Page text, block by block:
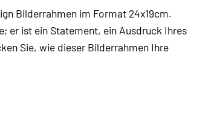
Bilderrahmen im Format 24x19cm.
er ist ein Statement, ein Ausdruck Ihres
Sie, wie dieser Bilderrahmen Ihre